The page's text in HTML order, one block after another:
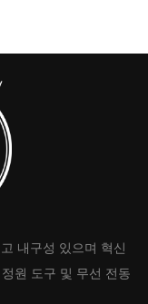
내구성 있으며 혁신
원 도구 및 무선 전동